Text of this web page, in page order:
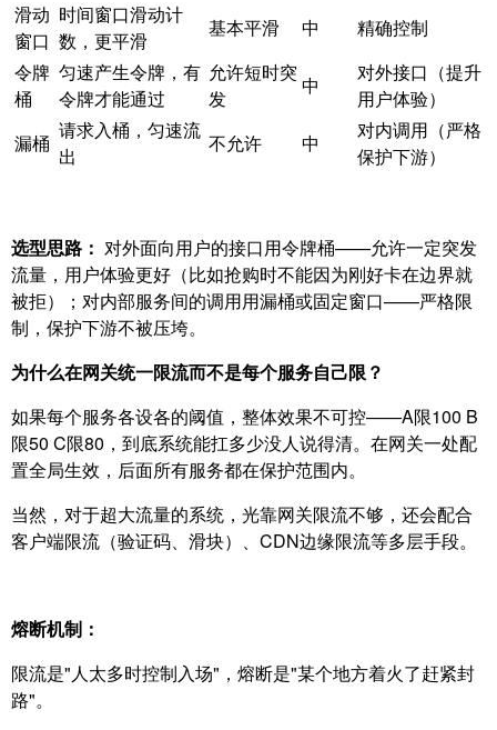
滑动
窗口
时间窗口滑动计
数，更平滑
基本平滑 中
精确控制
令牌
桶
匀速产生令牌，有
令牌才能通过
允许短时突
发
中
对外接口（提升
用户体验）
漏桶
请求入桶，匀速流
出
不允许 中
对内调用（严格
保护下游）
选型思路： 对外面向用户的接口用令牌桶——允许一定突发
流量，用户体验更好（比如抢购时不能因为刚好卡在边界就
被拒）；对内部服务间的调用用漏桶或固定窗口——严格限
制，保护下游不被压垮。
为什么在网关统一限流而不是每个服务自己限？
如果每个服务各设各的阈值，整体效果不可控——A限100 B
限50 C限80，到底系统能扛多少没人说得清。在网关一处配
置全局生效，后面所有服务都在保护范围内。
当然，对于超大流量的系统，光靠网关限流不够，还会配合
客户端限流（验证码、滑块）、CDN边缘限流等多层手段。
熔断机制：
限流是"人太多时控制入场"，熔断是"某个地方着火了赶紧封
路"。